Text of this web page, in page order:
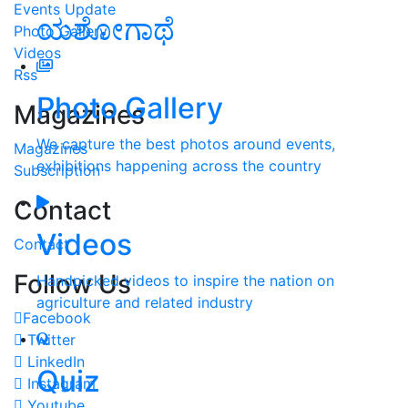
ಯಶೋಗಾಥೆ
Photo Gallery
We capture the best photos around events,
exhibitions happening across the country
Videos
Handpicked videos to inspire the nation on
agriculture and related industry
Quiz
Events Update
Photo Gallery
Videos
Rss
Magazines
Magazines
Subscription
Contact
Contact
Follow Us
Facebook
Twitter
LinkedIn
Instagram